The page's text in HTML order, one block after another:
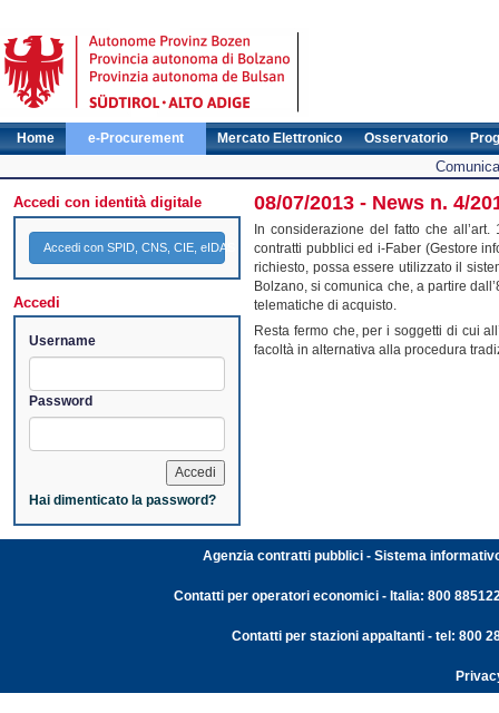
Home e-Procurement Mercato Elettronico Osservatorio
Accedi con identità digitale
Accedi con SPID, CNS, CIE, eIDAS
Accedi
Username
Password
Hai dimenticato la password?
08/07/2013 - News n. 4/
In considerazione del fatto che
contratti pubblici ed i-Faber (Gestore
richiesto, possa essere utilizzato il
Bolzano, si comunica che, a partire
telematiche di acquisto.
Resta fermo che, per i soggetti di cui
facoltà in alternativa alla procedura
Agenzia contratti pubblici - Sistema
Contatti per operatori economici - Italia: 800
Contatti per stazioni appaltanti - tel: 800